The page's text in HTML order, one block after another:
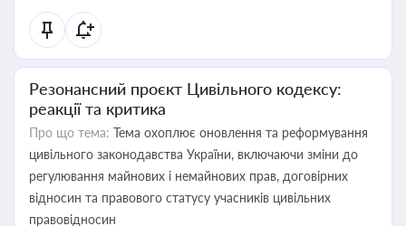
Резонансний проєкт Цивільного кодексу:
реакції та критика
Про що тема: Тема охоплює оновлення та реформування
цивільного законодавства України, включаючи зміни до
регулювання майнових і немайнових прав, договірних
відносин та правового статусу учасників цивільних
правовідносин